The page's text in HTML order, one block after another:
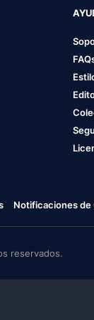
Notificaciones de
reservados.